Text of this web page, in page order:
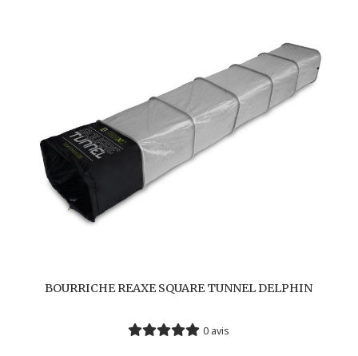
BOURRICHE REAXE SQUARE TUNNEL DELPHIN
0 avis